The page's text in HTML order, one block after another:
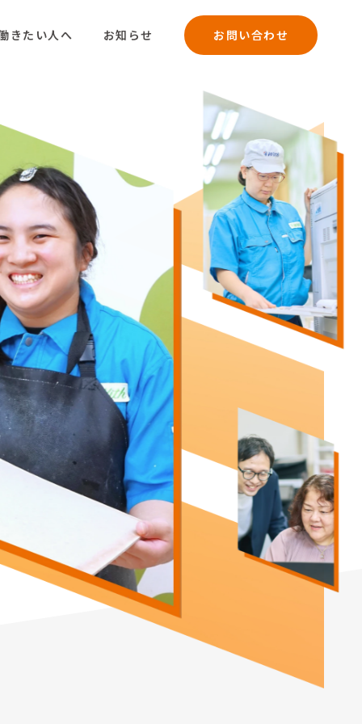
きたい人へ お知らせ お問い合わせ